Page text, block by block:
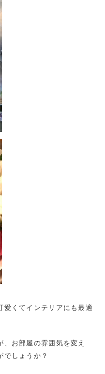
愛くてインテリアにも最適
お部屋の雰囲気を変え
でしょうか？